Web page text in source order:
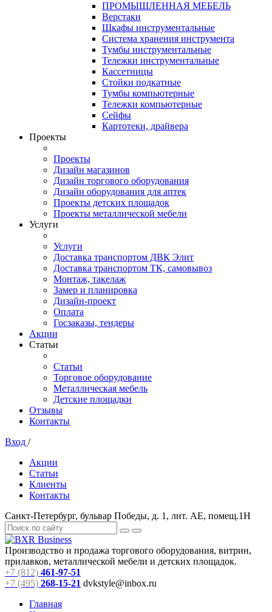
ПРОМЫШЛЕННАЯ МЕБЕЛЬ
Верстаки
Шкафы инструментальные
Система хранения инструмента
Тумбы инструментальные
Тележки инструментальные
Кассетницы
Стойки подкатные
Тумбы компьютерные
Тележки компьютерные
Сейфы
Картотеки, драйвера
Проекты
Проекты
Дизайн магазинов
Дизайн торгового оборудования
Дизайн оборудования для аптек
Проекты детских площадок
Проекты металлической мебели
Услуги
Услуги
Доставка транспортом ДВК Элит
Доставка транспортом ТК, самовывоз
Монтаж, такелаж
Замер и планировка
Дизайн-проект
Оплата
Госзаказы, тендеры
Акции
Статьи
Статьи
Торговое оборудование
Металлическая мебель
Детские площадки
Отзывы
Контакты
Вход /
Акции
Статьи
Клиенты
Контакты
Санкт-Петербург, бульвар Победы, д. 1, лит. АЕ, помещ.1Н
Производство и продажа торгового оборудования, витрин,
прилавков, металлической мебели и детских площадок.
+7 (812) 461-97-51
+7 (495) 268-15-21 dvkstyle@inbox.ru
Главная